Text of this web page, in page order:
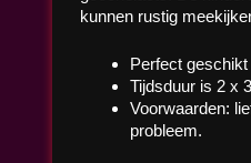
kunnen rustig
Perfect
Tijdsduur is 2 x
Voorwaarden:
probleem.